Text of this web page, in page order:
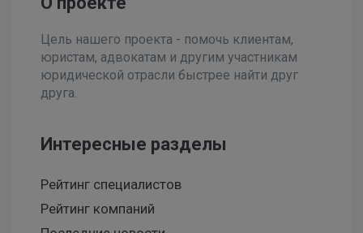
Цель нашего проекта - помочь клиентам,
юристам, адвокатам и другим участникам
юридической отрасли быстрее найти друг
друга.
Интересные разделы
Рейтинг специалистов
Рейтинг компаний